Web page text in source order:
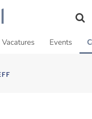
Vacatures Events